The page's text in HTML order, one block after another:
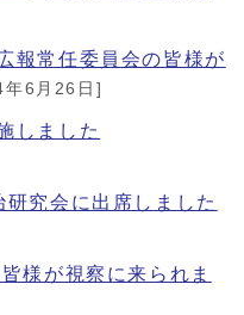
報常任委員会の皆様が
年6月26日]
しました
究会に出席しました
様が視察に来られま